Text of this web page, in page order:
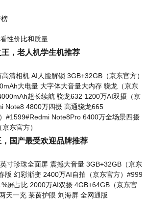
性价比和质量
，老人机学生机推荐
清相机 AI人脸解锁 3GB+32GB（京东官方）
大电量 大字体大音量大内存 骁龙（京东
超长续航 骁龙632 1200万AI双摄（京
Note8 4800万四摄 高通骁龙665
#1599#Redmi Note8Pro 6400万全场景四摄
东官方）
国产最受欢迎品牌推荐
寸珍珠全面屏 震撼大音量 3GB+32GB（京东
版 幻彩渐变 2400万AI自拍（京东官方）#999
屏占比 2000万AI双摄 4GB+64GB（京东官
天一充 莱茵护眼 刘海屏 全网通版